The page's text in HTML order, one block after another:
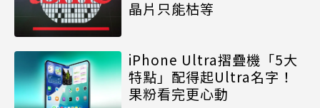
晶片只能枯等
iPhone Ultra摺疊機「5大
特點」配得起Ultra名字！
果粉看完更心動